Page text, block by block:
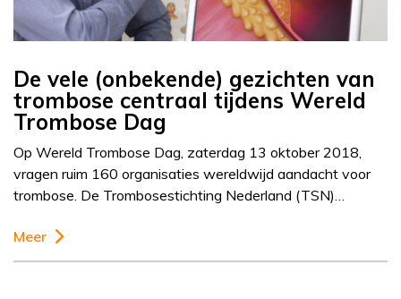
De vele (onbekende) gezichten van
trombose centraal tijdens Wereld
Trombose Dag
Op Wereld Trombose Dag, zaterdag 13 oktober 2018,
vragen ruim 160 organisaties wereldwijd aandacht voor
trombose. De Trombosestichting Nederland (TSN)…
Meer